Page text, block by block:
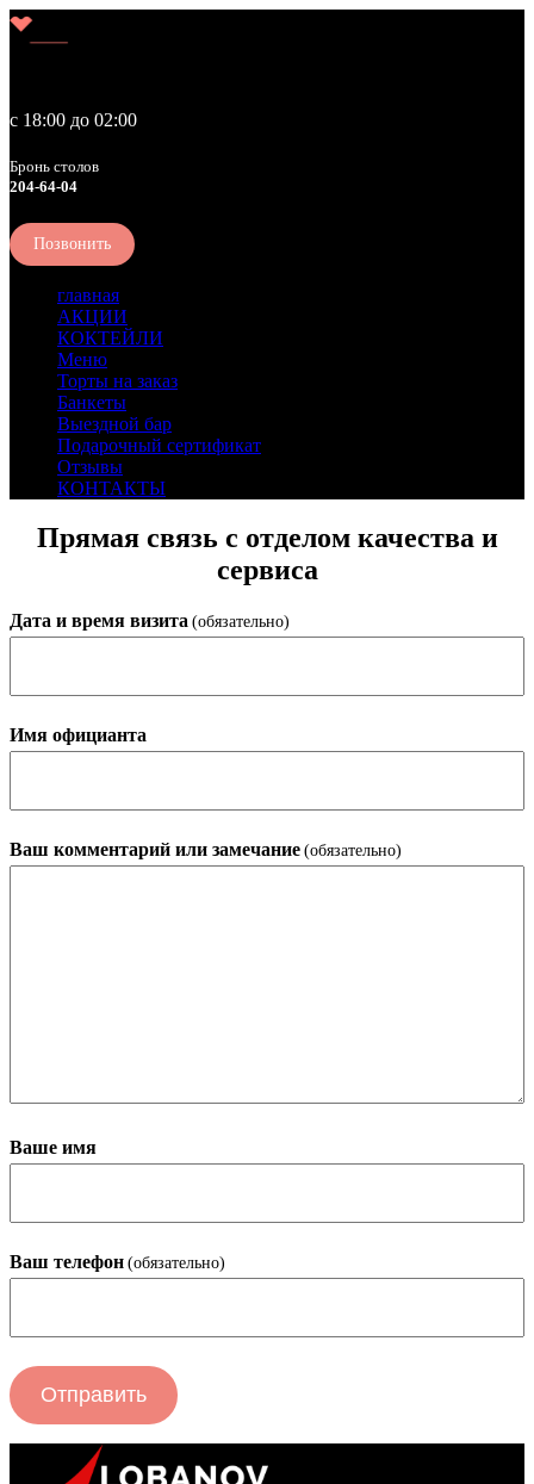
Liberty
с 18:00 до 02:00
Бронь столов
204-64-04
Позвонить
главная
АКЦИИ
КОКТЕЙЛИ
Меню
Торты на заказ
Банкеты
Выездной бар
Подарочный сертификат
Отзывы
КОНТАКТЫ
Прямая связь с отделом качества и
сервиса
Дата и время визита (обязательно)
Имя официанта
Ваш комментарий или замечание (обязательно)
Ваше имя
Ваш телефон (обязательно)
Отправить